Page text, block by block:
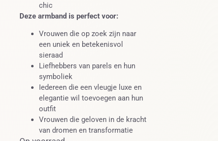
chic
Deze armband is perfect voor:
Vrouwen die op zoek zijn naar
een uniek en betekenisvol
sieraad
Liefhebbers van parels en hun
symboliek
Iedereen die een vleugje luxe en
elegantie wil toevoegen aan hun
outfit
Vrouwen die geloven in de kracht
van dromen en transformatie